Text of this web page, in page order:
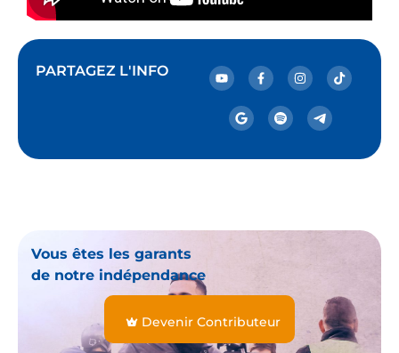
PARTAGEZ L'INFO
Vous êtes les garants
de notre indépendance
Devenir Contributeur